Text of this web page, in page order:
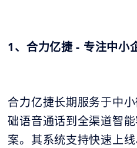
1、合力亿捷 - 专注中小
合力亿捷长期服务于中
础语音通话到全渠道智
案。其系统支持快速上